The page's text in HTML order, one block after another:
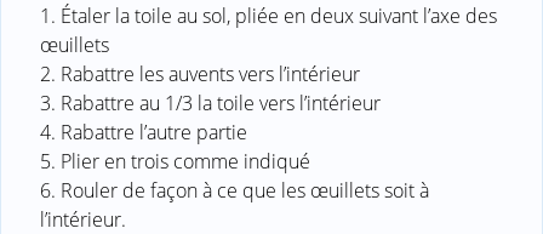
1. Étaler la toile au sol, pliée en deux suivant l’axe des
œuillets
2. Rabattre les auvents vers l’intérieur
3. Rabattre au 1/3 la toile vers l’intérieur
4. Rabattre l’autre partie
5. Plier en trois comme indiqué
6. Rouler de façon à ce que les œuillets soit à
l’intérieur.